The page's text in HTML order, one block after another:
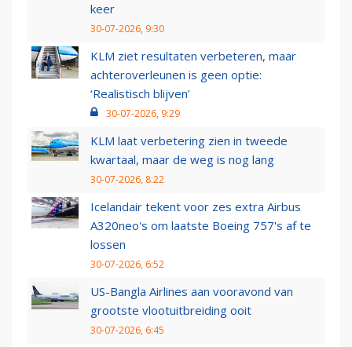
keer
30-07-2026, 9:30
KLM ziet resultaten verbeteren, maar
achteroverleunen is geen optie:
‘Realistisch blijven’
30-07-2026, 9:29
KLM laat verbetering zien in tweede
kwartaal, maar de weg is nog lang
30-07-2026, 8:22
Icelandair tekent voor zes extra Airbus
A320neo's om laatste Boeing 757's af te
lossen
30-07-2026, 6:52
US-Bangla Airlines aan vooravond van
grootste vlootuitbreiding ooit
30-07-2026, 6:45